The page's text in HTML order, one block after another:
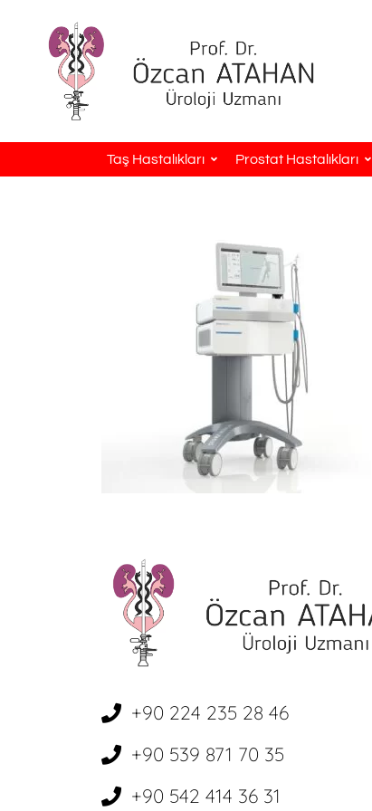
Taş Hastalıkları Prostat Hastalıkları
+90 224 235 28 46
+90 539 871 70 35
+90 542 414 36 31